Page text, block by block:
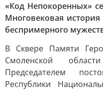
«Код Непокоренных»
Многовековая история
беспримерного
В Сквере Памяти
Смоленской
Председателем
Республики